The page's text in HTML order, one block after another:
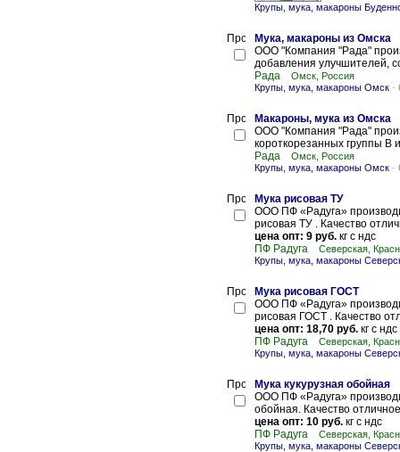
Крупы, мука, макароны
Мука, макароны из Омска
ООО "Компания "Рада"
добавления улучшителей,
Рада
Омск, Россия
Крупы, мука, макароны Омск -
Макароны, мука из Омска
ООО "Компания "Рада"
короткорезанных группы В
Рада
Омск, Россия
Крупы, мука, макароны Омск -
Мука рисовая ТУ
ООО ПФ «Радуга»
рисовая ТУ . Качество
цена опт: 9 руб. кг с ндс
ПФ Радуга
Северская,
Крупы, мука, макароны
Мука рисовая ГОСТ
ООО ПФ «Радуга»
рисовая ГОСТ . Качество
цена опт: 18,70 руб. кг с ндс
ПФ Радуга
Северская,
Крупы, мука, макароны
Мука кукурузная обойная
ООО ПФ «Радуга»
обойная. Качество
цена опт: 10 руб. кг с ндс
ПФ Радуга
Северская,
Крупы, мука, макароны